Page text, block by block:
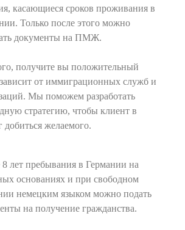
касающиеся сроков проживания в
Только после этого можно
документы на ПМЖ.
получите вы положительный
от иммиграционных служб и
Мы поможем разработать
стратегию, чтобы клиент в
добиться желаемого.
лет пребывания в Германии на
основаниях и при свободном
немецким языком можно подать
на получение гражданства.